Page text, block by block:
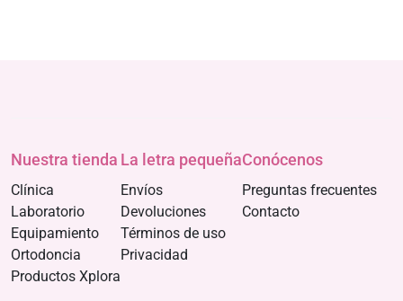
Nuestra tienda
Clínica
Laboratorio
Equipamiento
Ortodoncia
Productos Xplora
La letra pequeña
Envíos
Devoluciones
Términos de uso
Privacidad
Conócenos
Preguntas frecuentes
Contacto